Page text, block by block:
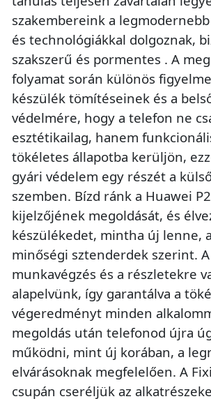
szakembereink a
és technológiákkal dolgoznak,
szakszerű és pormentes . A
folyamat során különös
készülék tömítéseinek és a
védelmére, hogy a telefon ne
esztétikailag, hanem
tökéletes állapotba kerüljön,
gyári védelem egy részét a
szemben. Bízd ránk a Huawei
kijelzőjének megoldását, és
készülékedet, mintha új lenne,
minőségi sztenderdek szerint.
munkavégzés és a részletekre
alapelvünk, így garantálva a
végeredményt minden
megoldás után telefonod újra
működni, mint új korában, a
elvárásoknak megfelelően. A
csupán cseréljük az